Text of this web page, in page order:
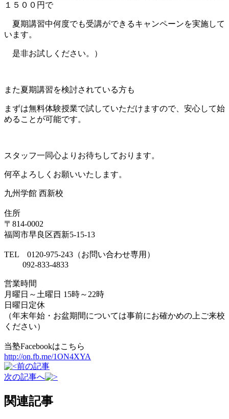
１５００円で
夏期講習中何度でも受講ができるキャンペーンを実施して
います。
是非お試しください。）
また夏期講習を検討されている方も
まずは無料体験授業で試していただけますので、安心して始
めることが可能です。
スタッフ一同心よりお待ちしております。
何卒よろしくお願いいたします。
九州学館 西新校
住所
〒814-0002
福岡市早良区西新5-15-13
TEL 0120-975-243（お問い合わせ専用）
092-833-4833
営業時間
月曜日～土曜日 15時～22時
日曜日定休
（年末年始・お盆期間については事前にお確かめの上ご来校
ください）
当塾Facebookはこちら
http://on.fb.me/1ON4XYA
前の記事
次の記事へ
関連記事